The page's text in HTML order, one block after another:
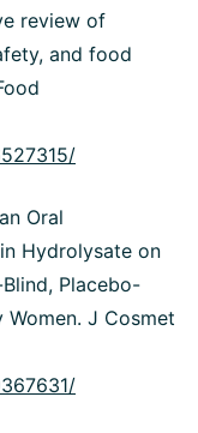
review of
and food
Oral
Hydrolysate on
Placebo-
J Cosmet